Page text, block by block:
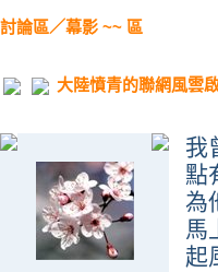
討論區／幕影 ~~ 區
大陸憤青的聯網風雲
我
點
為
馬
起